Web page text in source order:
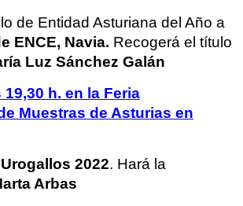
de Entidad Asturiana del Año a
ENCE, Navia. Recogerá el título
Luz Sánchez Galán
19,30 h. en la Feria
Muestras de Asturias en
Urogallos 2022. Hará la
Arbas